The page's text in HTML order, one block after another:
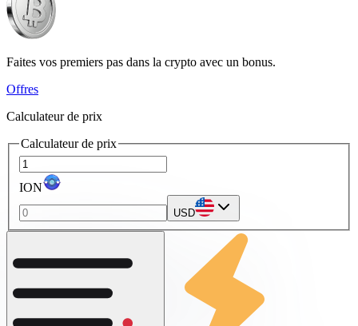
Faites vos premiers pas dans la crypto avec un bonus.
Offres
Calculateur de prix
Calculateur de prix
ION
USD